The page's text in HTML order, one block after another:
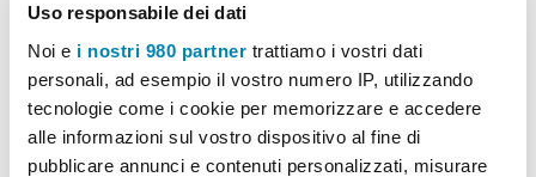
Uso responsabile dei dati
Noi e i nostri 980 partner trattiamo i vostri dati
personali, ad esempio il vostro numero IP, utilizzando
tecnologie come i cookie per memorizzare e accedere
alle informazioni sul vostro dispositivo al fine di
pubblicare annunci e contenuti personalizzati, misurare
Corso meccatronico
Corso operatore idraulico
forestale